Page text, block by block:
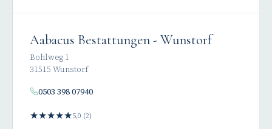
Aabacus Bestattungen - Wunstorf
Bohlweg 1
31515 Wunstorf
0503 398 07940
★★★★★5,0 (2)